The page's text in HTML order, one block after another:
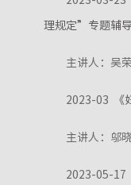
理规定”专题辅
主讲人：吴
2023-03
主讲人：邬
2023-05-17